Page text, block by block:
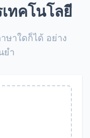
ทคโนโลยี
ษาใดก็ได้ อย่าง
ยำ